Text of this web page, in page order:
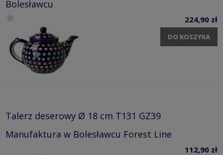
Bolesławcu
224,90 zł
DO KOSZYKA
Talerz deserowy Ø 18 cm T131 GZ39
Manufaktura w Bolesławcu Forest Line
112,90 zł